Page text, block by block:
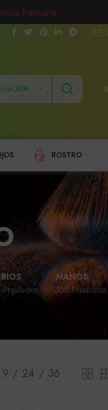
ROSTRO
MANOS
135 Productos
9 24 36
bancaria